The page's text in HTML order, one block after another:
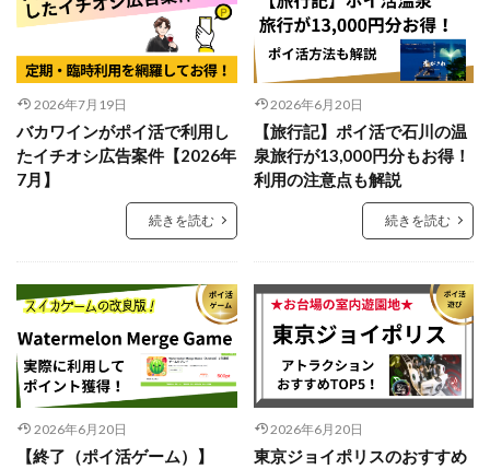
2026年7月19日
バカワインがポイ活で利用し
たイチオシ広告案件【2026年
7月】
続きを読む
2026年6月20日
【旅行記】ポイ活で石川の温
泉旅行が13,000円分もお得！
利用の注意点も解説
続きを読む
2026年6月20日
【終了（ポイ活ゲーム）】
2026年6月20日
東京ジョイポリスのおすすめ